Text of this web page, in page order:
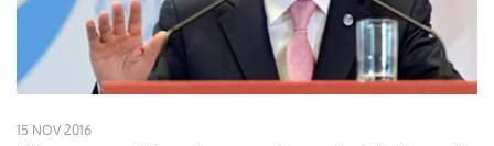
15 NOV 2016